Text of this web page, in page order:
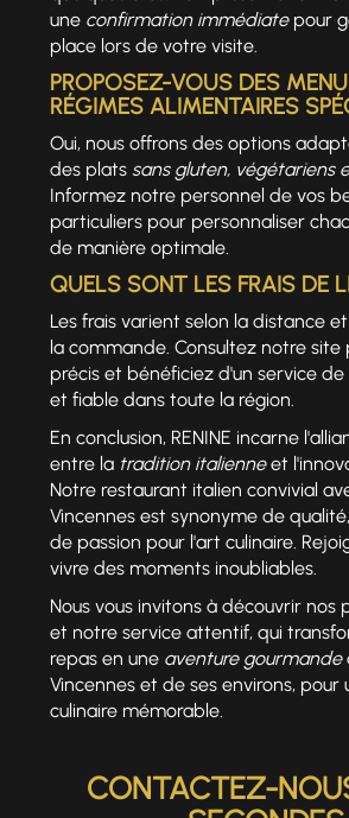
une confirmation immédiatepour
place lors de votre visite.
PROPOSEZ-VOUS DES
RÉGIMES ALIMENTAIRES
Oui, nous offrons des options
des plats sans gluten, végétariens
Informez notre personnel de vos
particuliers pour personnaliser
de manière optimale.
QUELS SONT LES FRAIS DE
Les frais varient selon la distance
la commande. Consultez notre site
précis et bénéficiez d'un service
et fiable dans toute la région.
En conclusion, RENINE incarne
entre la tradition italienneet
Notre restaurant italien convivial
Vincennes est synonyme de
de passion pour l'art culinaire.
vivre des moments inoubliables.
Nous vous invitons à découvrir nos
et notre service attentif, qui
repas en une aventure gourmande
Vincennes et de ses environs, pour
culinaire mémorable.
CONTACTEZ-